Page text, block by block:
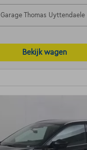
Garage Thomas Uyttendaele
Bekijk wagen